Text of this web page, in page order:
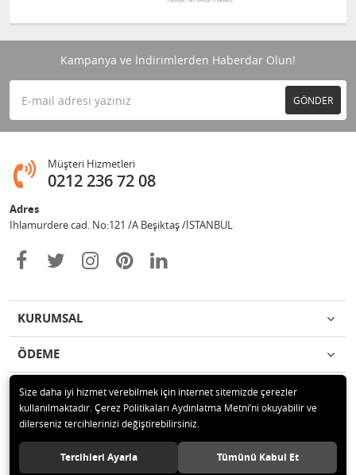
Kampanya ve İndirimlerden Haberdar Olun!
GÖNDER
Müşteri Hizmetleri
0212 236 72 08
Adres
Ihlamurdere cad. No:121 /A Beşiktaş /İSTANBUL
KURUMSAL
ÖDEME
İLETİŞİM
© 2020 Avize Marketim Tüm hakları saklıdır.
Size daha iyi hizmet verebilmek için internet sitemizde çerezler
kullanılmaktadır. Çerez Politikaları Aydınlatma Metni’ni okuyabilir ve
dilerseniz tercihlerinizi değiştirebilirsiniz.
Tercihleri Ayarla Tümünü Kabul Et